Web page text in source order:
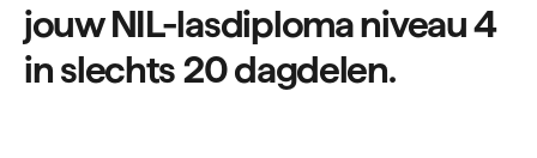
jouw NIL-lasdiploma niveau 4
in slechts 20 dagdelen.